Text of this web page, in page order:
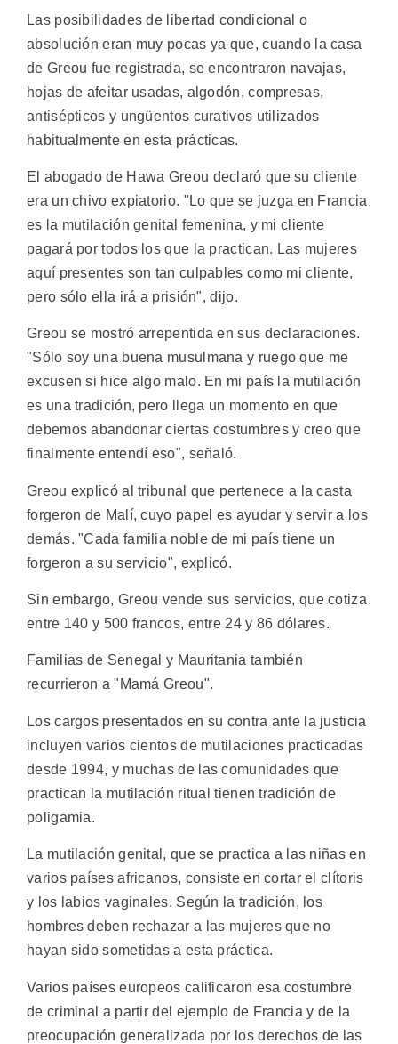
Las posibilidades de libertad condicional o
absolución eran muy pocas ya que, cuando la casa
de Greou fue registrada, se encontraron navajas,
hojas de afeitar usadas, algodón, compresas,
antisépticos y ungüentos curativos utilizados
habitualmente en esta prácticas.
El abogado de Hawa Greou declaró que su cliente
era un chivo expiatorio. "Lo que se juzga en Francia
es la mutilación genital femenina, y mi cliente
pagará por todos los que la practican. Las mujeres
aquí presentes son tan culpables como mi cliente,
pero sólo ella irá a prisión", dijo.
Greou se mostró arrepentida en sus declaraciones.
"Sólo soy una buena musulmana y ruego que me
excusen si hice algo malo. En mi país la mutilación
es una tradición, pero llega un momento en que
debemos abandonar ciertas costumbres y creo que
finalmente entendí eso", señaló.
Greou explicó al tribunal que pertenece a la casta
forgeron de Malí, cuyo papel es ayudar y servir a los
demás. "Cada familia noble de mi país tiene un
forgeron a su servicio", explicó.
Sin embargo, Greou vende sus servicios, que cotiza
entre 140 y 500 francos, entre 24 y 86 dólares.
Familias de Senegal y Mauritania también
recurrieron a "Mamá Greou".
Los cargos presentados en su contra ante la justicia
incluyen varios cientos de mutilaciones practicadas
desde 1994, y muchas de las comunidades que
practican la mutilación ritual tienen tradición de
poligamia.
La mutilación genital, que se practica a las niñas en
varios países africanos, consiste en cortar el clítoris
y los labios vaginales. Según la tradición, los
hombres deben rechazar a las mujeres que no
hayan sido sometidas a esta práctica.
Varios países europeos calificaron esa costumbre
de criminal a partir del ejemplo de Francia y de la
preocupación generalizada por los derechos de las